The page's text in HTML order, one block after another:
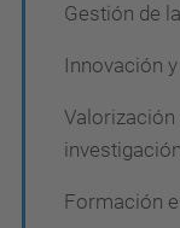
Gestión de
Innovación
Valorización
Formación